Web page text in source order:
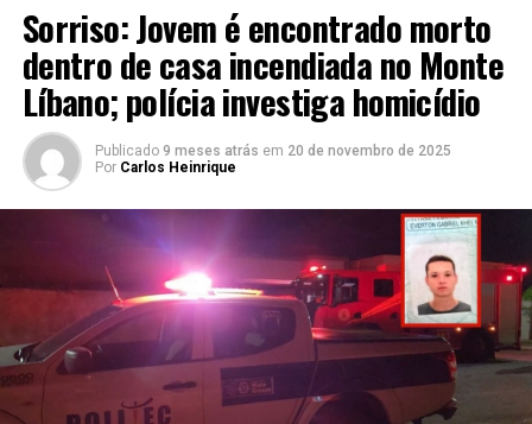
Sorriso: Jovem é encontrado morto
dentro de casa incendiada no Monte
Líbano; polícia investiga homicídio
Publicado 9 meses atrás em 20 de novembro de 2025
Por Carlos Heinrique